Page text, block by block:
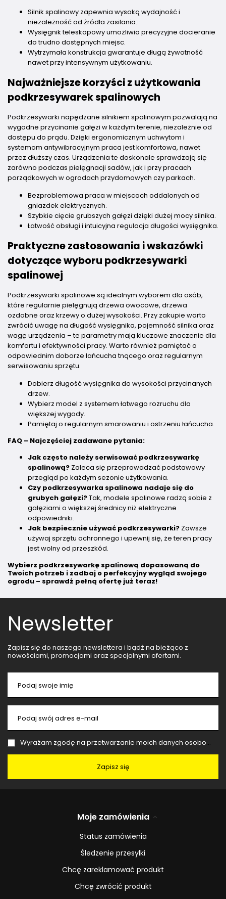
Silnik spalinowy zapewnia wysoką wydajność i
niezależność od źródła zasilania.
Wysięgnik teleskopowy umożliwia precyzyjne docieranie
do trudno dostępnych miejsc.
Wytrzymała konstrukcja gwarantuje długą żywotność
nawet przy intensywnym użytkowaniu.
Najważniejsze korzyści z użytkowania
podkrzesywarek spalinowych
Podkrzesywarki napędzane silnikiem spalinowym pozwalają na
wygodne przycinanie gałęzi w każdym terenie, niezależnie od
dostępu do prądu. Dzięki ergonomicznym uchwytom i
systemom antywibracyjnym praca jest komfortowa, nawet
przez dłuższy czas. Urządzenia te doskonale sprawdzają się
zarówno podczas pielęgnacji sadów, jak i przy pracach
porządkowych w ogrodach przydomowych czy parkach.
Bezproblemowa praca w miejscach oddalonych od
gniazdek elektrycznych.
Szybkie cięcie grubszych gałęzi dzięki dużej mocy silnika.
Łatwość obsługi i intuicyjna regulacja długości wysięgnika.
Praktyczne zastosowania i wskazówki
dotyczące wyboru podkrzesywarki
spalinowej
Podkrzesywarki spalinowe są idealnym wyborem dla osób,
które regularnie pielęgnują drzewa owocowe, drzewa
ozdobne oraz krzewy o dużej wysokości. Przy zakupie warto
zwrócić uwagę na długość wysięgnika, pojemność silnika oraz
wagę urządzenia – te parametry mają kluczowe znaczenie dla
komfortu i efektywności pracy. Warto również pamiętać o
odpowiednim doborze łańcucha tnącego oraz regularnym
serwisowaniu sprzętu.
Dobierz długość wysięgnika do wysokości przycinanych
drzew.
Wybierz model z systemem łatwego rozruchu dla
większej wygody.
Pamiętaj o regularnym smarowaniu i ostrzeniu łańcucha.
FAQ – Najczęściej zadawane pytania:
Jak często należy serwisować podkrzesywarkę
spalinową? Zaleca się przeprowadzać podstawowy
przegląd po każdym sezonie użytkowania.
Czy podkrzesywarka spalinowa nadaje się do
grubych gałęzi?Tak, modele spalinowe radzą sobie z
gałęziami o większej średnicy niż elektryczne
odpowiedniki.
Jak bezpiecznie używać podkrzesywarki? Zawsze
używaj sprzętu ochronnego i upewnij się, że teren pracy
jest wolny od przeszkód.
Wybierz podkrzesywarkę spalinową dopasowaną do
Twoich potrzeb i zadbaj o perfekcyjny wygląd swojego
ogrodu – sprawdź pełną ofertę już teraz!
Newsletter
Zapisz się do naszego newslettera i bądź na bieżąco z
nowościami, promocjami oraz specjalnymi ofertami.
Podaj swoje imię
Podaj swój adres e-mail
Wyrażam zgodę na przetwarzanie moich danych osobowych (adres e-mail) na potrzeby wysyłki newslettera z informacją handlową (marketing). Więcej w
Zapisz się
Moje zamówienia
Status zamówienia
Śledzenie przesyłki
Chcę zareklamować produkt
Chcę zwrócić produkt